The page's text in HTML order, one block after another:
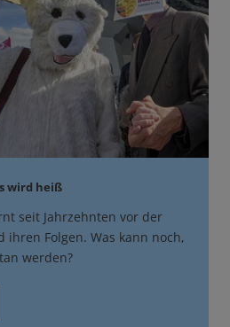
wird heiß
seit Jahrzehnten vor der
ihren Folgen. Was kann noch,
werden?